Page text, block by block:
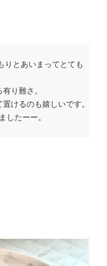
りとあいまってとても
り難さ。
けるのも嬉しいです。
たーー。